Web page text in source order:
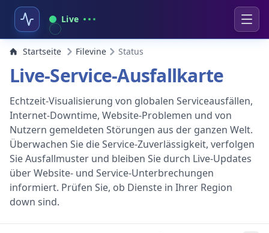
Live
Startseite Filevine Status
Live-Service-Ausfallkarte
Echtzeit-Visualisierung von globalen Serviceausfällen,
Internet-Downtime, Website-Problemen und von
Nutzern gemeldeten Störungen aus der ganzen Welt.
Überwachen Sie die Service-Zuverlässigkeit, verfolgen
Sie Ausfallmuster und bleiben Sie durch Live-Updates
über Website- und Service-Unterbrechungen
informiert. Prüfen Sie, ob Dienste in Ihrer Region
down sind.